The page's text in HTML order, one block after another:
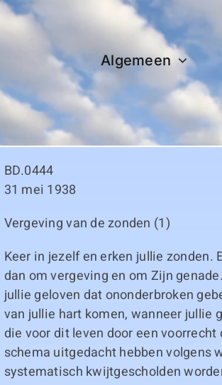
Algemeen
BD.0444
31 mei 1938
Vergeving van de zonden (1)
Keer in jezelf en erken jullie zonden.
dan om vergeving en om Zijn
jullie geloven dat ononderbroken
van jullie hart komen, wanneer jullie
die voor dit leven door een
schema uitgedacht hebben volgens
systematisch kwijtgescholden